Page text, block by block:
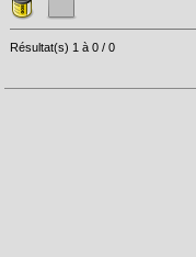
Résultat(s) 1 à 0 / 0